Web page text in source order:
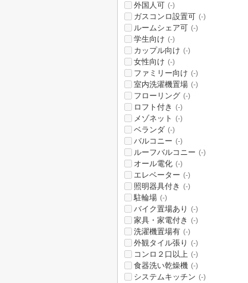
外国人可 (-)
ガスコンロ設置可 (-)
ルームシェア可 (-)
学生向け (-)
カップル向け (-)
女性向け (-)
ファミリー向け (-)
室内洗濯機置場 (-)
フローリング (-)
ロフト付き (-)
メゾネット (-)
ベランダ (-)
バルコニー (-)
ルーフバルコニー (-)
オール電化 (-)
エレベーター (-)
照明器具付き (-)
駐輪場 (-)
バイク置場あり (-)
家具・家電付き (-)
洗濯機置場有 (-)
外観タイル張り (-)
コンロ２口以上 (-)
食器洗い乾燥機 (-)
システムキッチン (-)